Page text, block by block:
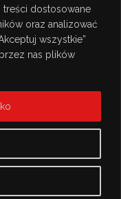
treści dostosowane
oraz analizować
wszystkie”
nas plików